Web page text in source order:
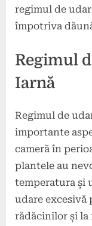
regimul de
împotriva
Regimul
Iarnă
Regimul de
importante
cameră în
plantele au
temperatura și
udare excesivă
rădăcinilor și la